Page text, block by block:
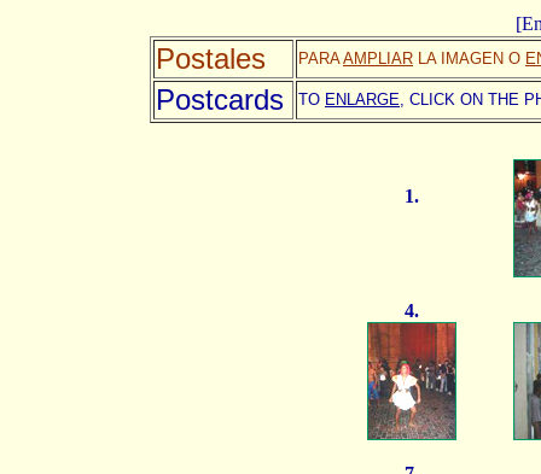
Postales PARAAMPLIAR LA IMAGEN O
Postcards TO ENLARGE, CLICK ON THE
1.
4.